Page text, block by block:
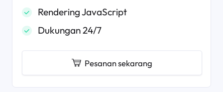
Rendering JavaScript
Dukungan 24/7
Pesanan sekarang